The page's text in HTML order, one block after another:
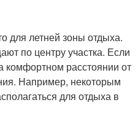
для летней зоны отдыха.
по центру участка. Если
комфортном расстоянии от
Например, некоторым
для отдыха в